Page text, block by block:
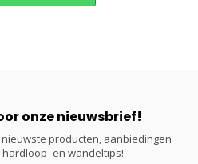
onze nieuwsbrief!
producten, aanbiedingen
en wandeltips!